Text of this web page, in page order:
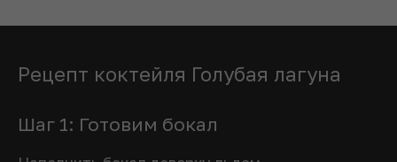
Рецепт коктейля Голубая лагуна
Шаг 1: Готовим бокал